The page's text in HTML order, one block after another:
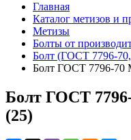
Главная
Каталог метизов и
Метизы
Болты от
Болт (ГОСТ 7796-
Болт ГОСТ 7796-70
Болт ГОСТ
(25)